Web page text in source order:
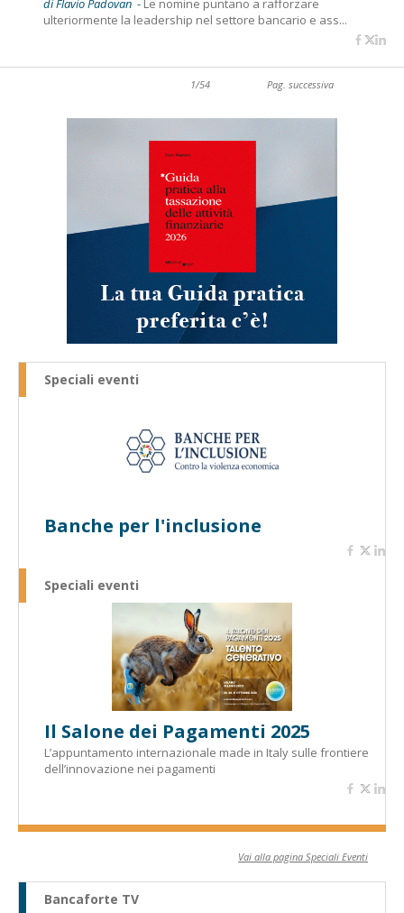
di Flavio Padovan - Le nomine puntano a rafforzare
ulteriormente la leadership nel settore bancario e ass...
1/54 Pag. successiva
Speciali eventi
Banche per l'inclusione
Speciali eventi
Il Salone dei Pagamenti 2025
L’appuntamento internazionale made in Italy sulle frontiere
dell’innovazione nei pagamenti
Vai alla pagina Speciali Eventi
Bancaforte TV